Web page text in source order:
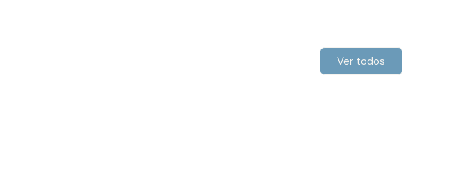
Ver todos